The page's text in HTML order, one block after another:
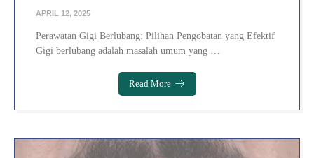
APRIL 12, 2025
Perawatan Gigi Berlubang: Pilihan Pengobatan yang Efektif
Gigi berlubang adalah masalah umum yang …
Read More